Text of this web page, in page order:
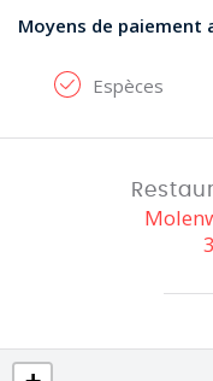
Moyens de paiement
Espèces